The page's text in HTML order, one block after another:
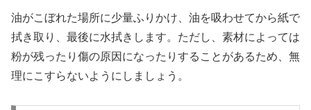
油がこぼれた場所に少量ふりかけ、油を吸わせてから紙で
拭き取り、最後に水拭きします。ただし、素材によっては
粉が残ったり傷の原因になったりすることがあるため、無
理にこすらないようにしましょう。